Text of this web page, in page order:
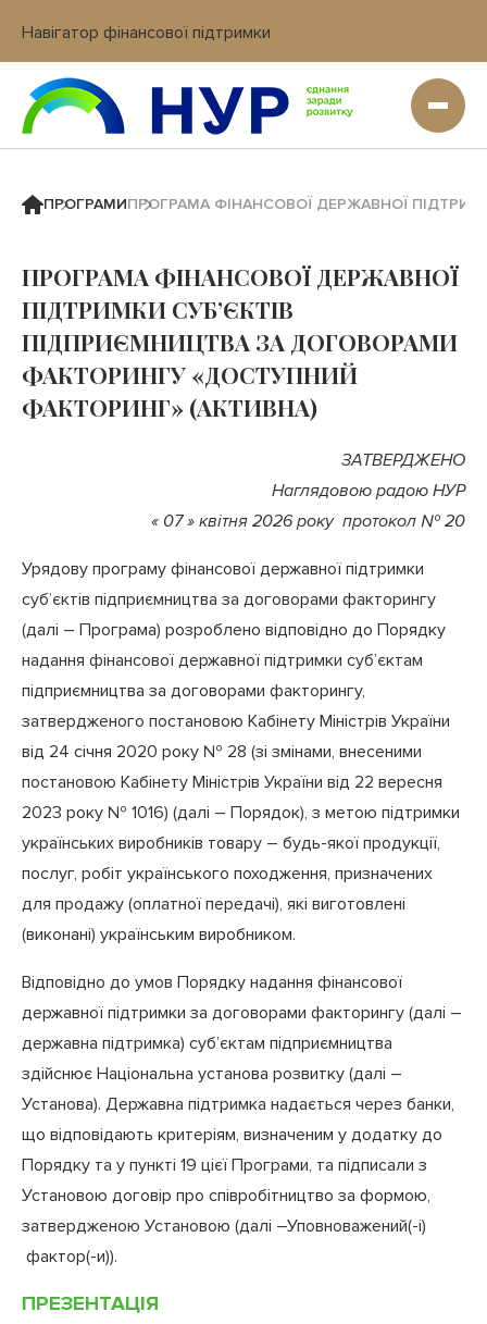
Навігатор фінансової підтримки
Вхід в кабінет IT платформи
ПРОГРАМИПРОГРАМА ФІНАНСОВОЇ ДЕРЖАВНОЇ
ПРОГРАМА ФІНАНСОВОЇ ДЕРЖАВНОЇ
ПІДТРИМКИ СУБ’ЄКТІВ
ПІДПРИЄМНИЦТВА ЗА ДОГОВОРАМИ
ФАКТОРИНГУ «ДОСТУПНИЙ
ФАКТОРИНГ» (АКТИВНА)
ЗАТВЕРДЖЕНО
Наглядовою радою НУР
« 07 » квітня 2026 року протокол № 20
Урядову програму фінансової державної підтримки
суб’єктів підприємництва за договорами факторингу
(далі – Програма) розроблено відповідно до Порядку
надання фінансової державної підтримки суб’єктам
підприємництва за договорами факторингу,
затвердженого постановою Кабінету Міністрів України
від 24 січня 2020 року № 28 (зі змінами, внесеними
постановою Кабінету Міністрів України від 22 вересня
2023 року № 1016) (далі – Порядок), з метою підтримки
українських виробників товару – будь-якої продукції,
послуг, робіт українського походження, призначених
для продажу (оплатної передачі), які виготовлені
(виконані) українським виробником.
Відповідно до умов Порядку надання фінансової
державної підтримки за договорами факторингу (далі –
державна підтримка) суб’єктам підприємництва
здійснює Національна установа розвитку (далі –
Установа). Державна підтримка надається через банки,
що відповідають критеріям, визначеним у додатку до
Порядку та у пункті 19 цієї Програми, та підписали з
Установою договір про співробітництво за формою,
затвердженою Установою (далі –Уповноважений(-і)
фактор(-и)).
ПРЕЗЕНТАЦІЯ